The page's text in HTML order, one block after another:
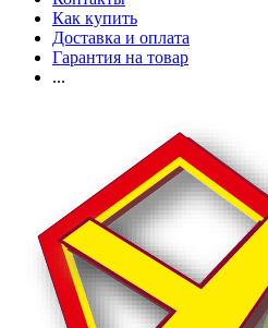
Как купить
Доставка и оплата
Гарантия на товар
...